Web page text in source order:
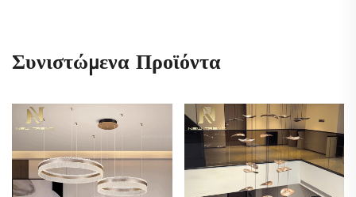
Συνιστώμενα Προϊόντα